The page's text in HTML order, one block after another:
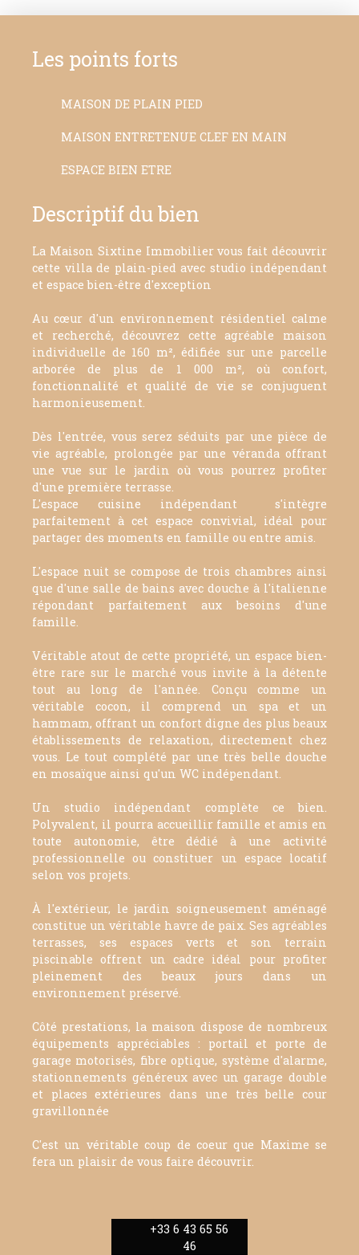
Les points forts
MAISON DE PLAIN PIED
MAISON ENTRETENUE CLEF EN MAIN
ESPACE BIEN ETRE
Descriptif du bien
La Maison Sixtine Immobilier vous fait découvrir
cette villa de plain-pied avec studio indépendant
et espace bien-être d'exception
Au cœur d'un environnement résidentiel calme
et recherché, découvrez cette agréable maison
individuelle de 160 m², édifiée sur une parcelle
arborée de plus de 1 000 m², où confort,
fonctionnalité et qualité de vie se conjuguent
harmonieusement.
Dès l'entrée, vous serez séduits par une pièce de
vie agréable, prolongée par une véranda offrant
une vue sur le jardin où vous pourrez profiter
d'une première terrasse.
L'espace cuisine indépendant s'intègre
parfaitement à cet espace convivial, idéal pour
partager des moments en famille ou entre amis.
L'espace nuit se compose de trois chambres ainsi
que d'une salle de bains avec douche à l'italienne
répondant parfaitement aux besoins d'une
famille.
Véritable atout de cette propriété, un espace bien-
être rare sur le marché vous invite à la détente
tout au long de l'année. Conçu comme un
véritable cocon, il comprend un spa et un
hammam, offrant un confort digne des plus beaux
établissements de relaxation, directement chez
vous. Le tout complété par une très belle douche
en mosaïque ainsi qu'un WC indépendant.
Un studio indépendant complète ce bien.
Polyvalent, il pourra accueillir famille et amis en
toute autonomie, être dédié à une activité
professionnelle ou constituer un espace locatif
selon vos projets.
À l'extérieur, le jardin soigneusement aménagé
constitue un véritable havre de paix. Ses agréables
terrasses, ses espaces verts et son terrain
piscinable offrent un cadre idéal pour profiter
pleinement des beaux jours dans un
environnement préservé.
Côté prestations, la maison dispose de nombreux
équipements appréciables : portail et porte de
garage motorisés, fibre optique, système d'alarme,
stationnements généreux avec un garage double
et places extérieures dans une très belle cour
gravillonnée
C'est un véritable coup de coeur que Maxime se
fera un plaisir de vous faire découvrir.
+33 6 43 65 56
46